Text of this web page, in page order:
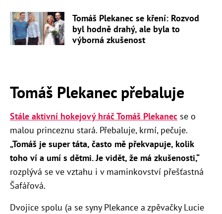
Tomáš Plekanec se kření: Rozvod
byl hodně drahý, ale byla to
výborná zkušenost
Tomáš Plekanec přebaluje
Stále aktivní hokejový hráč Tomáš Plekanec se o
malou princeznu stará. Přebaluje, krmí, pečuje.
„Tomáš je super táta, často mě překvapuje, kolik
toho ví a umí s dětmi. Je vidět, že má zkušenosti,“
rozplývá se ve vztahu i v maminkovství přešťastná
Šafářová.
Dvojice spolu (a se syny Plekance a zpěvačky Lucie